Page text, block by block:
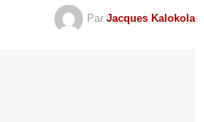
Par Jacques Kalokola